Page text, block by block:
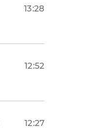
13:28
12:52
12:27